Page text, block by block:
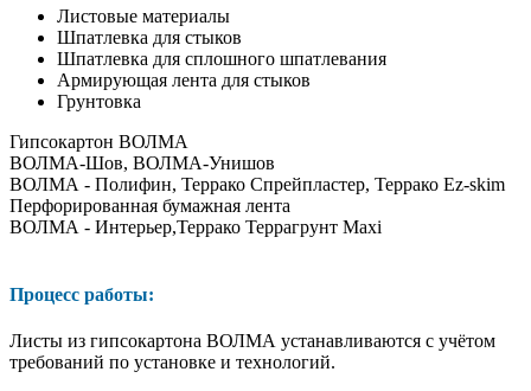
Листовые материалы
Шпатлевка для стыков
Шпатлевка для сплошного шпатлевания
Армирующая лента для стыков
Грунтовка
Гипсокартон ВОЛМА
ВОЛМА-Шов, ВОЛМА-Унишов
ВОЛМА - Полифин, Террако Спрейпластер, Террако Ez-skim
Перфорированная бумажная лента
ВОЛМА - Интерьер,Террако Террагрунт Maxi
Процесс работы:
Листы из гипсокартона ВОЛМА устанавливаются с учётом
требований по установке и технологий.